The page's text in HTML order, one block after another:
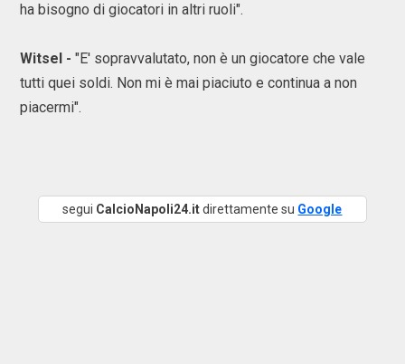
ha bisogno di giocatori in altri ruoli".
Witsel - "E' sopravvalutato, non è un giocatore che vale
tutti quei soldi. Non mi è mai piaciuto e continua a non
piacermi".
segui CalcioNapoli24.itdirettamente su Google